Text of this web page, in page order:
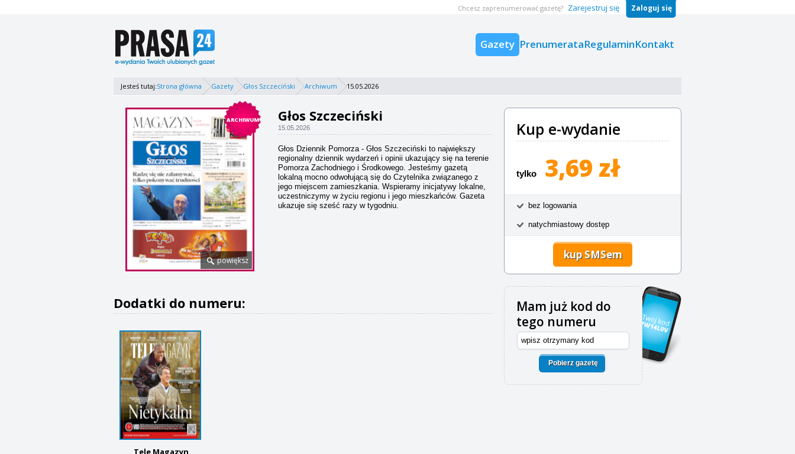
Gazety PrenumerataRegulaminKontakt
Chcesz zaprenumerować gazetę? Zarejestruj się Zaloguj się
Jesteś tutaj:Strona główna Gazety Głos Szczeciński Archiwum 15.05.2026
ARCHIWUM
powiększ
Głos Szczeciński
15.05.2026
Głos Dziennik Pomorza - Głos Szczeciński to największy
regionalny dziennik wydarzeń i opinii ukazujący się na terenie
Pomorza Zachodniego i Środkowego. Jesteśmy gazetą
lokalną mocno odwołującą się do Czytelnika związanego z
jego miejscem zamieszkania. Wspieramy inicjatywy lokalne,
uczestniczymy w życiu regionu i jego mieszkańców. Gazeta
ukazuje się sześć razy w tygodniu.
Dodatki do numeru:
Tele Magazyn
Kup e-wydanie
tylko 3,69 zł
bez logowania
natychmiastowy dostęp
kup SMSem
Mam już kod do
tego numeru
Pobierz gazetę